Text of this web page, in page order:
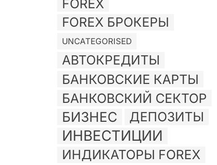
FOREX
FOREX БРОКЕРЫ
UNCATEGORISED
АВТОКРЕДИТЫ
БАНКОВСКИЕ КАРТЫ
БАНКОВСКИЙ СЕКТОР
БИЗНЕС ДЕПОЗИТЫ
ИНВЕСТИЦИИ
ИНДИКАТОРЫ FOREX